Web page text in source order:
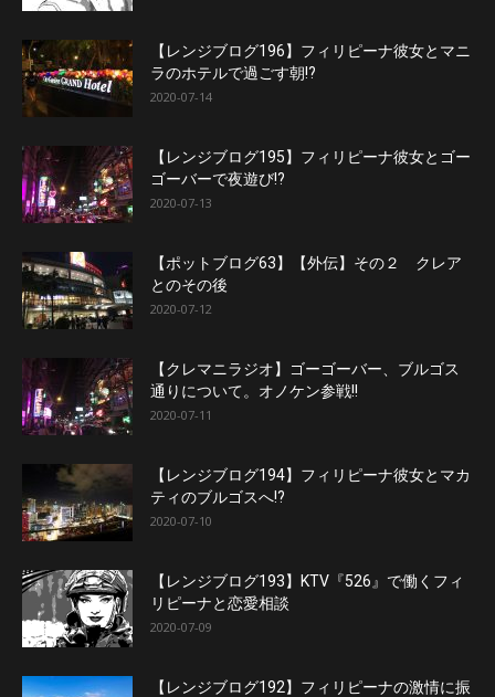
【レンジブログ196】フィリピーナ彼女とマニ
ラのホテルで過ごす朝!?
2020-07-14
【レンジブログ195】フィリピーナ彼女とゴー
ゴーバーで夜遊び!?
2020-07-13
【ポットブログ63】【外伝】その２ クレア
とのその後
2020-07-12
【クレマニラジオ】ゴーゴーバー、ブルゴス
通りについて。オノケン参戦!!
2020-07-11
【レンジブログ194】フィリピーナ彼女とマカ
ティのブルゴスへ!?
2020-07-10
【レンジブログ193】KTV『526』で働くフィ
リピーナと恋愛相談
2020-07-09
【レンジブログ192】フィリピーナの激情に振